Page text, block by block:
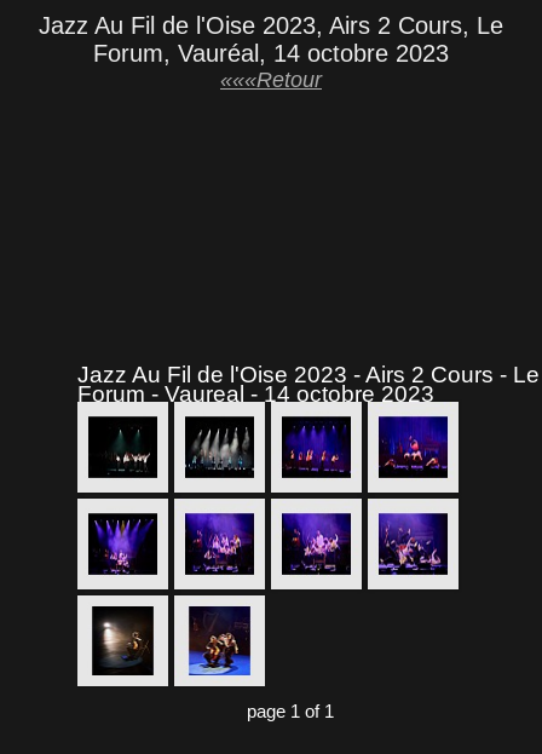
Jazz Au Fil de l'Oise 2023, Airs 2 Cours, Le
Forum, Vauréal, 14 octobre 2023
«««Retour
Jazz Au Fil de l'Oise 2023 - Airs 2 Cours - Le
Forum - Vaureal - 14 octobre 2023
page 1 of 1